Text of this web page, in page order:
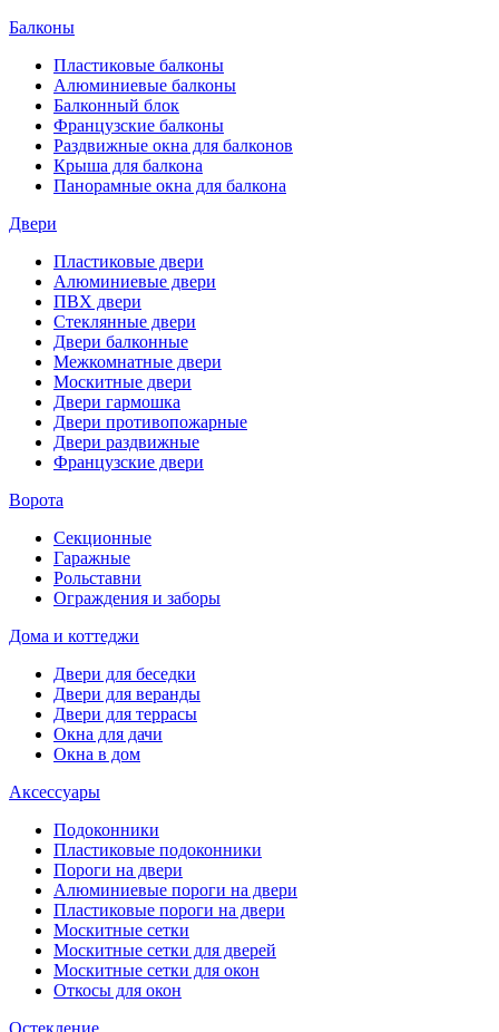
Балконы
Пластиковые балконы
Алюминиевые балконы
Балконный блок
Французские балконы
Раздвижные окна для балконов
Крыша для балкона
Панорамные окна для балкона
Двери
Пластиковые двери
Алюминиевые двери
ПВХ двери
Стеклянные двери
Двери балконные
Межкомнатные двери
Москитные двери
Двери гармошка
Двери противопожарные
Двери раздвижные
Французские двери
Ворота
Секционные
Гаражные
Рольставни
Ограждения и заборы
Дома и коттеджи
Двери для беседки
Двери для веранды
Двери для террасы
Окна для дачи
Окна в дом
Аксессуары
Подоконники
Пластиковые подоконники
Пороги на двери
Алюминиевые пороги на двери
Пластиковые пороги на двери
Москитные сетки
Москитные сетки для дверей
Москитные сетки для окон
Откосы для окон